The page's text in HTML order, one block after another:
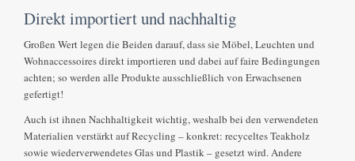
Direkt importiert und nachhaltig
Großen Wert legen die Beiden darauf, dass sie Möbel, Leuchten und
Wohnaccessoires direkt importieren und dabei auf faire Bedingungen
achten; so werden alle Produkte ausschließlich von Erwachsenen
gefertigt!
Auch ist ihnen Nachhaltigkeit wichtig, weshalb bei den verwendeten
Materialien verstärkt auf Recycling – konkret: recyceltes Teakholz
sowie wiederverwendetes Glas und Plastik – gesetzt wird. Andere